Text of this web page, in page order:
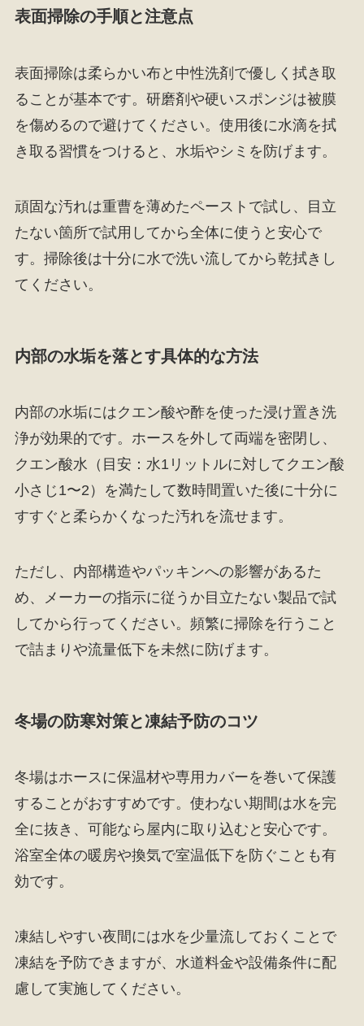
表面掃除の手順と注意点
表面掃除は柔らかい布と中性洗剤で優しく拭き取
ることが基本です。研磨剤や硬いスポンジは被膜
を傷めるので避けてください。使用後に水滴を拭
き取る習慣をつけると、水垢やシミを防げます。
頑固な汚れは重曹を薄めたペーストで試し、目立
たない箇所で試用してから全体に使うと安心で
す。掃除後は十分に水で洗い流してから乾拭きし
てください。
内部の水垢を落とす具体的な方法
内部の水垢にはクエン酸や酢を使った浸け置き洗
浄が効果的です。ホースを外して両端を密閉し、
クエン酸水（目安：水1リットルに対してクエン酸
小さじ1〜2）を満たして数時間置いた後に十分に
すすぐと柔らかくなった汚れを流せます。
ただし、内部構造やパッキンへの影響があるた
め、メーカーの指示に従うか目立たない製品で試
してから行ってください。頻繁に掃除を行うこと
で詰まりや流量低下を未然に防げます。
冬場の防寒対策と凍結予防のコツ
冬場はホースに保温材や専用カバーを巻いて保護
することがおすすめです。使わない期間は水を完
全に抜き、可能なら屋内に取り込むと安心です。
浴室全体の暖房や換気で室温低下を防ぐことも有
効です。
凍結しやすい夜間には水を少量流しておくことで
凍結を予防できますが、水道料金や設備条件に配
慮して実施してください。